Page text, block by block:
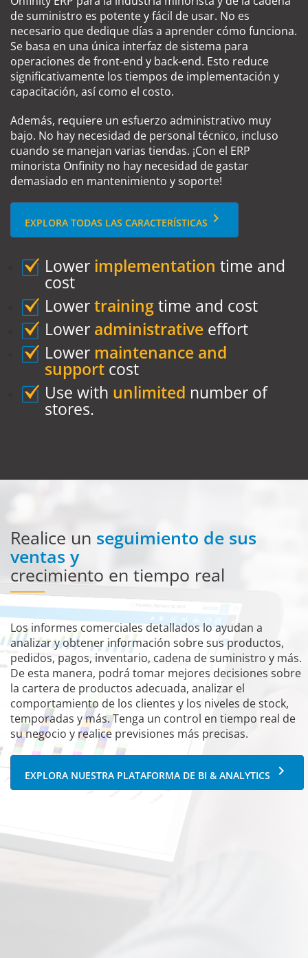
de suministro es potente y fácil de usar. No es
necesario que dedique días a aprender cómo funciona.
Se basa en una única interfaz de sistema para
operaciones de front-end y back-end. Esto reduce
significativamente los tiempos de implementación y
capacitación, así como el costo.
Además, requiere un esfuerzo administrativo muy
bajo. No hay necesidad de personal técnico, incluso
cuando se manejan varias tiendas. ¡Con el ERP
minorista Onfinity no hay necesidad de gastar
demasiado en mantenimiento y soporte!
EXPLORA TODAS LAS CARACTERÍSTICAS keyboard_arrow_right
Lower implementation time and
cost
Lowertrainingtime and cost
Lower administrative effort
Lower maintenance and
support cost
Use with unlimited number of
stores.
Realice un seguimiento de sus
ventas y
crecimiento en tiempo real
Los informes comerciales detallados lo ayudan a
analizar y obtener información sobre sus productos,
pedidos, pagos, inventario, cadena de suministro y más.
De esta manera, podrá tomar mejores decisiones sobre
la cartera de productos adecuada, analizar el
comportamiento de los clientes y los niveles de stock,
temporadas y más. Tenga un control en tiempo real de
su negocio y realice previsiones más precisas.
EXPLORA NUESTRA PLATAFORMA DE BI & ANALYTICS keyboard_arrow_right